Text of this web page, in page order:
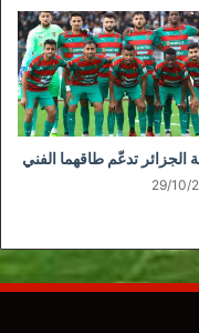
الجزائر تدعّم طاقهما الفني
29/10/